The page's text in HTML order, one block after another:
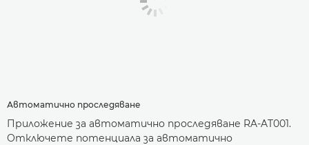
Автоматично проследяване
Приложение за автоматично проследяване RA-AT001.
Отключете потенциала за автоматично